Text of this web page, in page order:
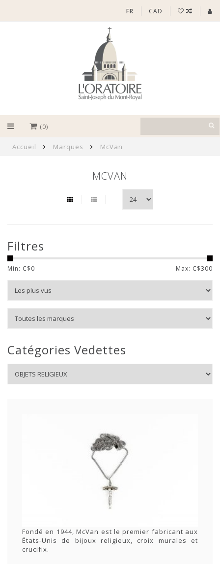
FR CAD
(0)
Accueil Marques McVan
MCVAN
Filtres
Min: C$0 Max: C$300
Catégories Vedettes
Fondé en 1944, McVan est le premier fabricant aux
États-Unis de bijoux religieux, croix murales et
crucifix.